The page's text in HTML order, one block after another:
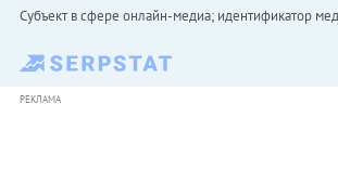
Субъект в сфере онлайн-медиа; идентификатор
РЕКЛАМА